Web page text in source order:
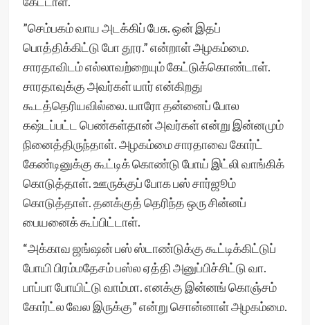
”செம்பகம் வாய அடக்கிப் பேசு. ஒன் இதப்
பொத்திக்கிட்டு போ தூர.” என்றாள் அழகம்மை.
சாரதாவிடம் எல்லாவற்றையும் கேட்டுக்கொண்டாள்.
சாரதாவுக்கு அவர்கள் யார் என்கிறது
கூடத்தெரியவில்லை. யாரோ தன்னைப் போல
கஷ்டப்பட்ட பெண்கள்தான் அவர்கள் என்று இன்னமும்
நினைத்திருந்தாள். அழகம்மை சாரதாவை கோர்ட்
கேண்டினுக்கு கூட்டிக் கொண்டு போய் இட்லி வாங்கிக்
கொடுத்தாள். ஊருக்குப் போக பஸ் சார்ஜூம்
கொடுத்தாள். தனக்குத் தெரிந்த ஒரு சின்னப்
பையனைக் கூப்பிட்டாள்.
“அக்காவ ஜங்ஷன் பஸ் ஸ்டாண்டுக்கு கூட்டிக்கிட்டுப்
போயி பிரம்மதேசம் பஸ்ல ஏத்தி அனுப்பிச்சிட்டு வா.
பாப்பா போயிட்டு வாம்மா. எனக்கு இன்னங் கொஞ்சம்
கோர்ட்ல வேல இருக்கு” என்று சொன்னாள் அழகம்மை.